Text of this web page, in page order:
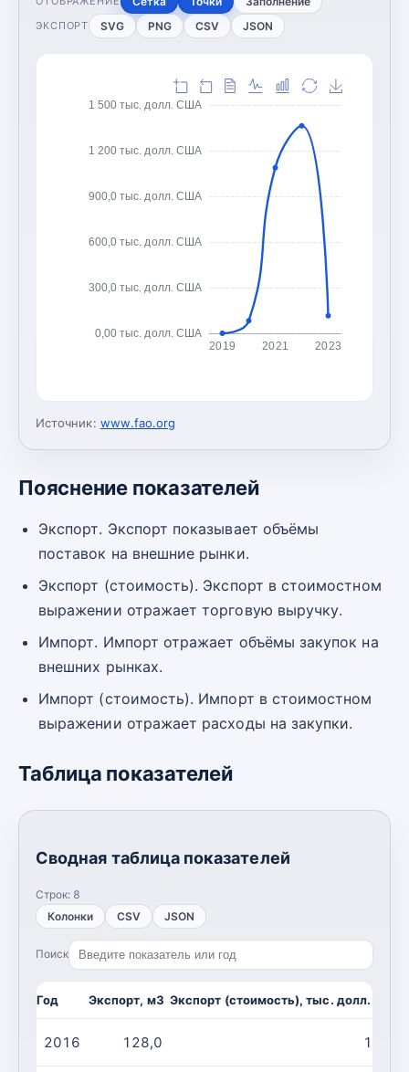
ЭКСПОРТ SVG PNG CSV JSON
0,00 тыс. долл. США
300,0 тыс. долл. США
600,0 тыс. долл. США
900,0 тыс. долл. США
1 200 тыс. долл. США
1 500 тыс. долл. США
2019 2021 2023
Источник: www.fao.org
Пояснение показателей
Экспорт. Экспорт показывает объёмы
поставок на внешние рынки.
Экспорт (стоимость). Экспорт в стоимостном
выражении отражает торговую выручку.
Импорт. Импорт отражает объёмы закупок на
внешних рынках.
Импорт (стоимость). Импорт в стоимостном
выражении отражает расходы на закупки.
Таблица показателей
Сводная таблица показателей
Строк: 8
Колонки
CSV JSON
Поиск
Год Экспорт, м3 Экспорт (стоимость), тыс. долл. США
2016 128,0 11,00